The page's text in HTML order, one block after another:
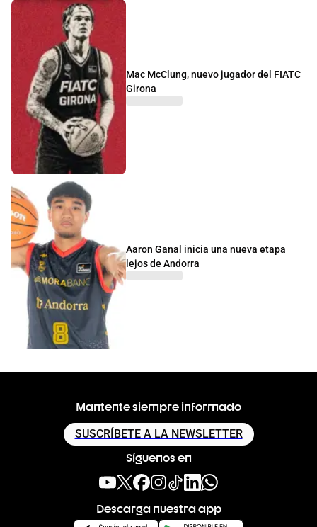
Mac McClung, nuevo jugador del FIATC
Girona
Aaron Ganal inicia una nueva etapa
lejos de Andorra
Mantente siempre informado
SUSCRÍBETE A LA NEWSLETTER
Síguenos en
Descarga nuestra app